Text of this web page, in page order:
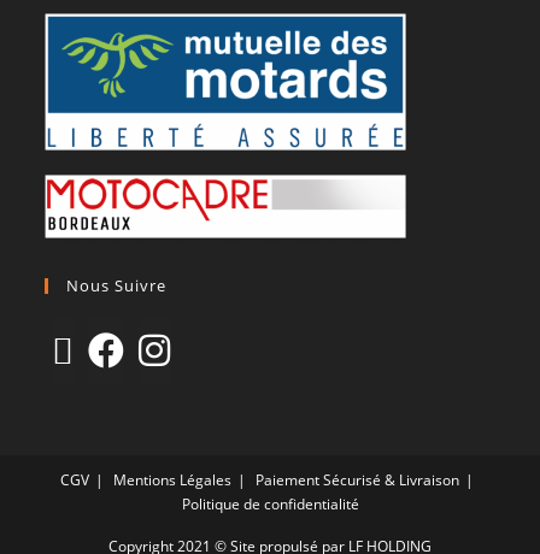
Nous Suivre
CGV Mentions Légales
Paiement Sécurisé & Livraison
Politique de confidentialité
Copyright 2021 © Site propulsé par LF HOLDING